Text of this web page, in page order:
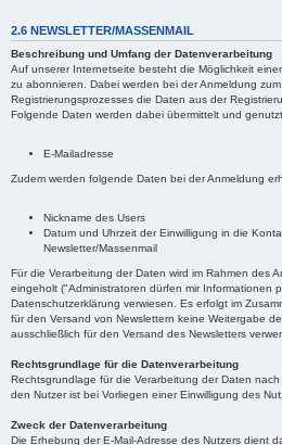
2.6 NEWSLETTER/MASSENMAIL
Beschreibung und Umfang der Datenverarbeitung
Auf unserer Internetseite besteht die Möglichkeit
zu abonnieren. Dabei werden bei der Anmeldung
Registrierungsprozesses die Daten aus der
Folgende Daten werden dabei übermittelt und
E-Mailadresse
Zudem werden folgende Daten bei der Anmeldung
Nickname des Users
Datum und Uhrzeit der Einwilligung in die
Newsletter/Massenmail
Für die Verarbeitung der Daten wird im Rahmen des
eingeholt ("Administratoren dürfen mir Informationen
Datenschutzerklärung verwiesen. Es erfolgt im
für den Versand von Newslettern keine Weitergabe
ausschließlich für den Versand des Newsletters
Rechtsgrundlage für die Datenverarbeitung
Rechtsgrundlage für die Verarbeitung der Daten
den Nutzer ist bei Vorliegen einer Einwilligung des
Zweck der Datenverarbeitung
Die Erhebung der E-Mail-Adresse des Nutzers dient